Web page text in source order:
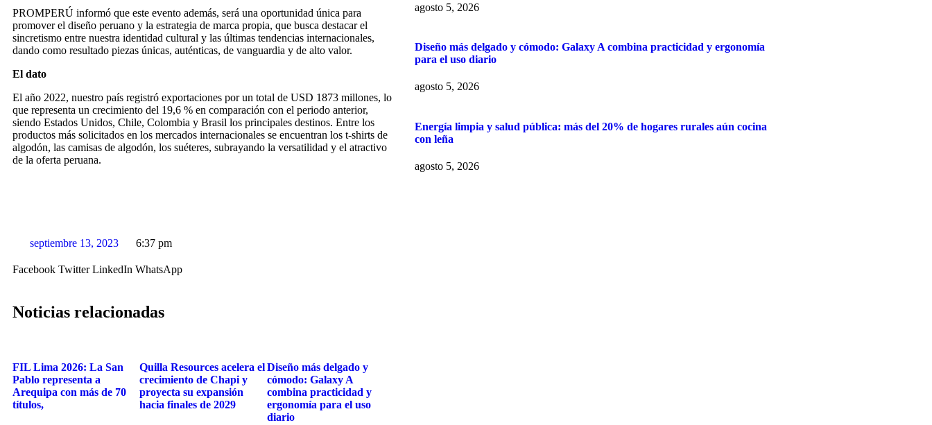
PROMPERÚ informó que este evento además, será una oportunidad única para
promover el diseño peruano y la estrategia de marca propia, que busca destacar el
sincretismo entre nuestra identidad cultural y las últimas tendencias internacionales,
dando como resultado piezas únicas, auténticas, de vanguardia y de alto valor.
El dato
El año 2022, nuestro país registró exportaciones por un total de USD 1873 millones, lo
que representa un crecimiento del 19,6 % en comparación con el periodo anterior,
siendo Estados Unidos, Chile, Colombia y Brasil los principales destinos. Entre los
productos más solicitados en los mercados internacionales se encuentran los t-shirts de
algodón, las camisas de algodón, los suéteres, subrayando la versatilidad y el atractivo
de la oferta peruana.
septiembre 13, 2023 6:37 pm
Facebook Twitter LinkedIn WhatsApp
Noticias relacionadas
FIL Lima 2026: La San
Pablo representa a
Arequipa con más de 70
títulos,
Quilla Resources acelera el
crecimiento de Chapi y
proyecta su expansión
hacia finales de 2029
Diseño más delgado y
cómodo: Galaxy A
combina practicidad y
ergonomía para el uso
diario
agosto 5, 2026
Diseño más delgado y cómodo: Galaxy A combina practicidad y ergonomía
para el uso diario
agosto 5, 2026
Energía limpia y salud pública: más del 20% de hogares rurales aún cocina
con leña
agosto 5, 2026